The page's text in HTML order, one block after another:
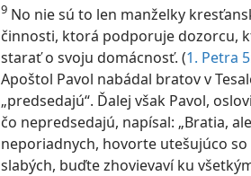
9 No nie sú to len manželky
činnosti, ktorá podporuje dozorcu,
starať o svoju domácnosť. (1. Petra
Apoštol Pavol nabádal bratov v
„predsedajú“. Ďalej však Pavol,
čo nepredsedajú, napísal: „Bratia,
neporiadnych, hovorte utešujúco
slabých, buďte zhovievaví ku